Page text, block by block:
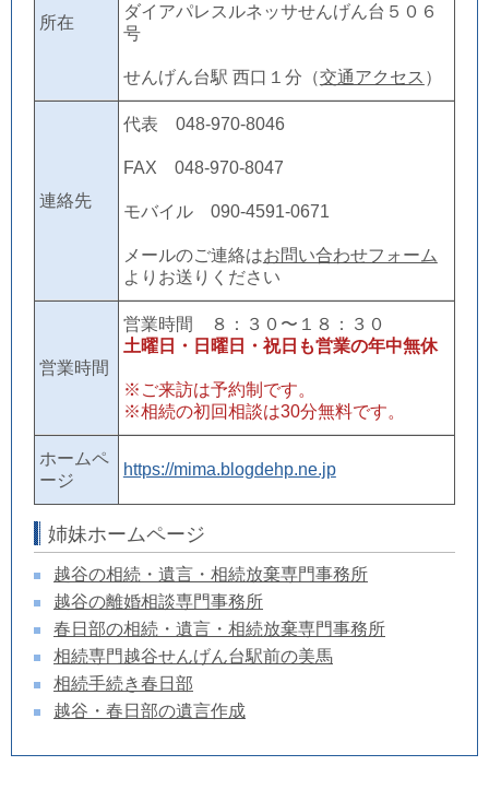
所在
ダイアパレスルネッサせんげん台５０６
号
せんげん台駅 西口１分（交通アクセス ）
連絡先
代表 048-970-8046
FAX 048-970-8047
モバイル 090-4591-0671
メールのご連絡はお問い合わせフォーム
よりお送りください
営業時間
営業時間 ８：３０〜１８：３０
土曜日・日曜日・祝日も営業の年中無休
※ご来訪は予約制です。
※相続の初回相談は30分無料です。
ホームペ
ージ
https://mima.blogdehp.ne.jp
姉妹ホームページ
越谷の相続・遺言・相続放棄専門事務所
越谷の離婚相談専門事務所
春日部の相続・遺言・相続放棄専門事務所
相続専門越谷せんげん台駅前の美馬
相続手続き春日部
越谷・春日部の遺言作成